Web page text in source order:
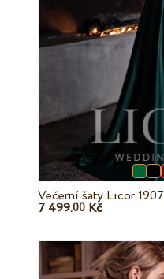
Večerní šaty Licor 1907
7 499.00 Kč